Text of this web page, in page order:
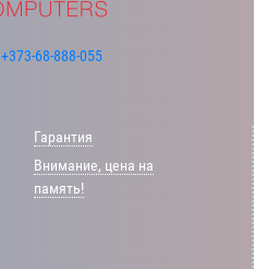
+373-68-888-055
Гарантия
Внимание, цена на
память!